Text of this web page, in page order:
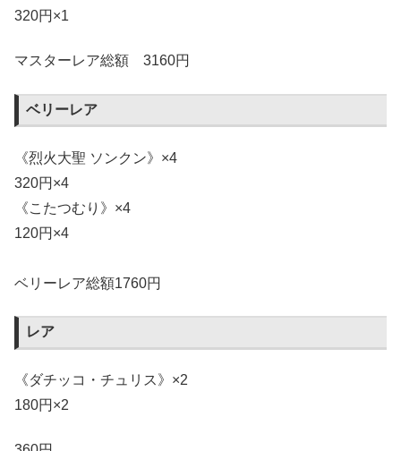
320円×1
マスターレア総額 3160円
ベリーレア
《烈火大聖 ソンクン》×4
320円×4
《こたつむり》×4
120円×4
ベリーレア総額1760円
レア
《ダチッコ・チュリス》×2
180円×2